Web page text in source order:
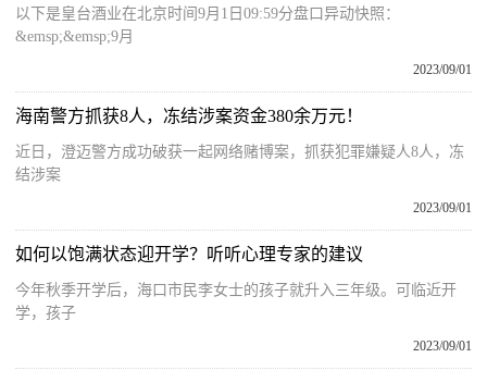
以下是皇台酒业在北京时间9月1日09:59分盘口异动快照：
&emsp;&emsp;9月
2023/09/01
海南警方抓获8人，冻结涉案资金380余万元！
近日，澄迈警方成功破获一起网络赌博案，抓获犯罪嫌疑人8人，冻
结涉案
2023/09/01
如何以饱满状态迎开学？听听心理专家的建议
今年秋季开学后，海口市民李女士的孩子就升入三年级。可临近开
学，孩子
2023/09/01